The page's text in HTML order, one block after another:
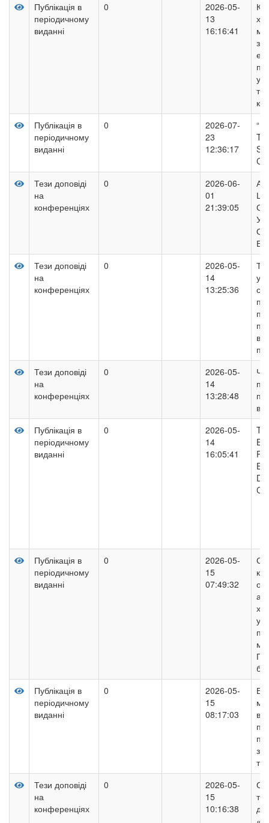
Публікація в
періодичному
виданні
0
2026-05-
13
16:16:41
Публікація в
періодичному
виданні
0
2026-07-
23
12:36:17
Тези доповіді
на
конференціях
0
2026-06-
01
21:39:05
Тези доповіді
на
конференціях
0
2026-05-
14
13:25:36
Тези доповіді
на
конференціях
0
2026-05-
14
13:28:48
Публікація в
періодичному
виданні
0
2026-05-
14
16:05:41
Публікація в
періодичному
виданні
0
2026-05-
15
07:49:32
Публікація в
періодичному
виданні
0
2026-05-
15
08:17:03
Тези доповіді
на
конференціях
0
2026-05-
15
10:16:38
та